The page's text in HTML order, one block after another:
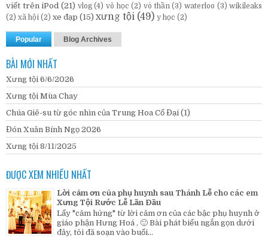
viết trên iPod (21) vlog (4) võ học (2) vô thần (3) waterloo (3) wikileaks
(2) xã hội (2) xe đạp (15) xưng tội (49) y học (2)
Popular Blog Archives
BÀI MỚI NHẤT
Xưng tội 6/6/2026
Xưng tội Mùa Chay
Chúa Giê-su từ góc nhìn của Trung Hoa Cổ Đại (1)
Đón Xuân Bính Ngọ 2026
Xưng tội 8/11/2025
ĐƯỢC XEM NHIỀU NHẤT
Lời cảm ơn của phụ huynh sau Thánh Lễ cho các em
Xưng Tội Rước Lễ Lần Đầu
Lấy "cảm hứng" từ lời cảm ơn của các bậc phụ huynh ở
giáo phận Hưng Hoá , 🙂 Bài phát biểu ngắn gọn dưới
đây, tôi đã soạn vào buổi...